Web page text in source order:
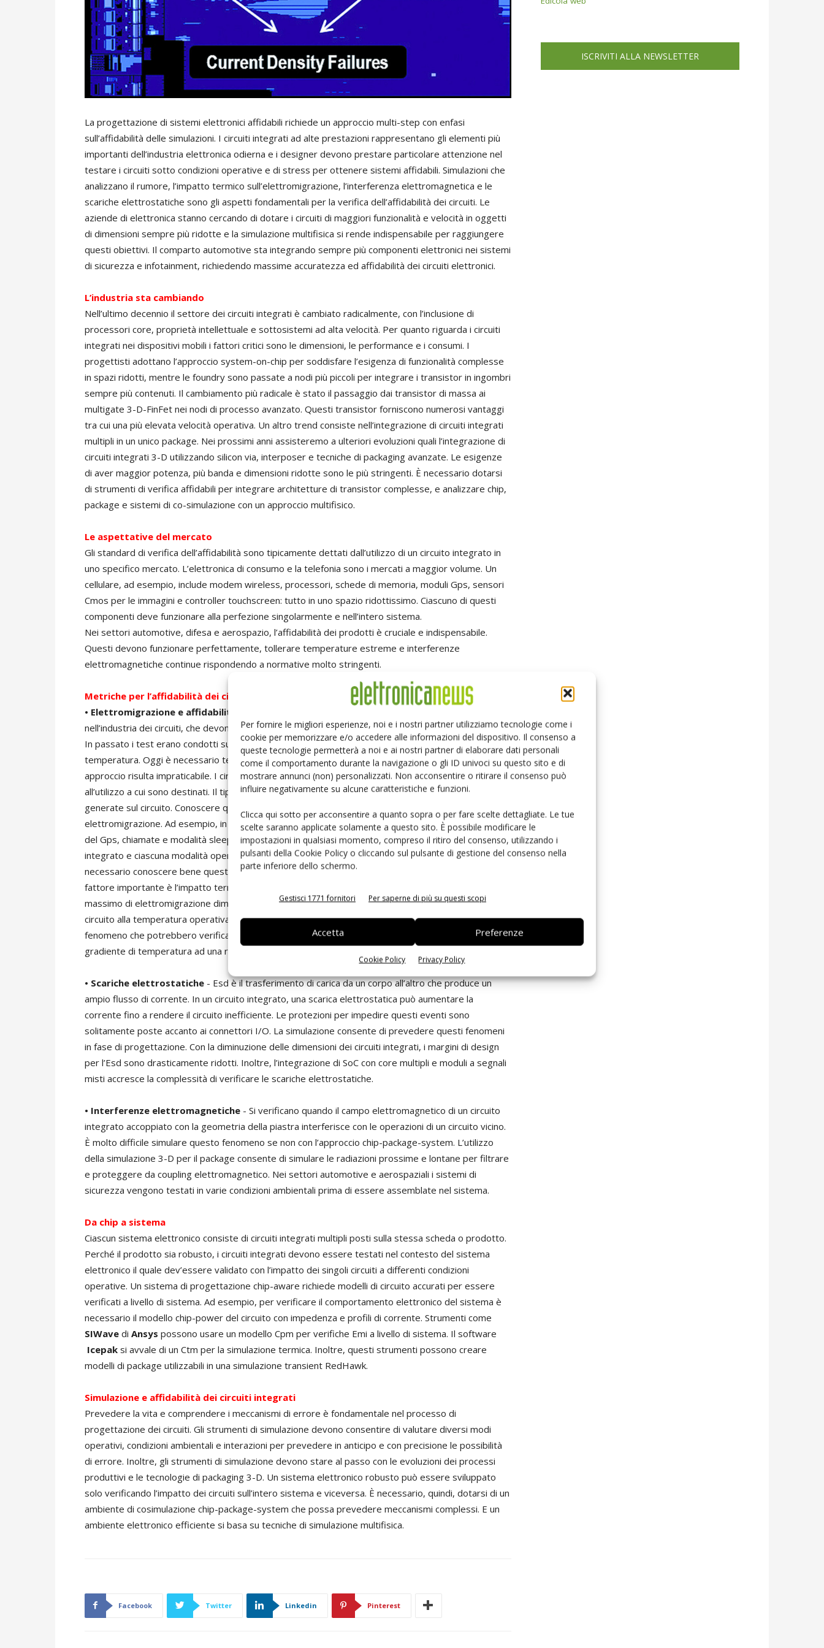
Per fornire le migliori esperienze, noi e i nostri partner utilizziamo tecnologie come i
cookie per memorizzare e/o accedere alle informazioni del dispositivo. Il consenso a
queste tecnologie permetterà a noi e ai nostri partner di elaborare dati personali
come il comportamento durante la navigazione o gli ID univoci su questo sito e di
mostrare annunci (non) personalizzati. Non acconsentire o ritirare il consenso può
influire negativamente su alcune caratteristiche e funzioni.
Clicca qui sotto per acconsentire a quanto sopra o per fare scelte dettagliate. Le tue
scelte saranno applicate solamente a questo sito. È possibile modificare le
impostazioni in qualsiasi momento, compreso il ritiro del consenso, utilizzando i
pulsanti della Cookie Policy o cliccando sul pulsante di gestione del consenso nella
parte inferiore dello schermo.
Gestisci 1771 fornitori Per saperne di più su questi scopi
Accetta Preferenze
Cookie Policy Privacy Policy
La progettazione di sistemi elettronici affidabili richiede un approccio multi-step con enfasi
sull’affidabilità delle simulazioni. I circuiti integrati ad alte prestazioni rappresentano gli elementi più
importanti dell’industria elettronica odierna e i designer devono prestare particolare attenzione nel
testare i circuiti sotto condizioni operative e di stress per ottenere sistemi affidabili. Simulazioni che
analizzano il rumore, l’impatto termico sull’elettromigrazione, l’interferenza elettromagnetica e le
scariche elettrostatiche sono gli aspetti fondamentali per la verifica dell’affidabilità dei circuiti. Le
aziende di elettronica stanno cercando di dotare i circuiti di maggiori funzionalità e velocità in oggetti
di dimensioni sempre più ridotte e la simulazione multifisica si rende indispensabile per raggiungere
questi obiettivi. Il comparto automotive sta integrando sempre più componenti elettronici nei sistemi
di sicurezza e infotainment, richiedendo massime accuratezza ed affidabilità dei circuiti elettronici.
L’industria sta cambiando
Nell’ultimo decennio il settore dei circuiti integrati è cambiato radicalmente, con l’inclusione di
processori core, proprietà intellettuale e sottosistemi ad alta velocità. Per quanto riguarda i circuiti
integrati nei dispositivi mobili i fattori critici sono le dimensioni, le performance e i consumi. I
progettisti adottano l’approccio system-on-chip per soddisfare l’esigenza di funzionalità complesse
in spazi ridotti, mentre le foundry sono passate a nodi più piccoli per integrare i transistor in ingombri
sempre più contenuti. Il cambiamento più radicale è stato il passaggio dai transistor di massa ai
multigate 3-D-FinFet nei nodi di processo avanzato. Questi transistor forniscono numerosi vantaggi
tra cui una più elevata velocità operativa. Un altro trend consiste nell’integrazione di circuiti integrati
multipli in un unico package. Nei prossimi anni assisteremo a ulteriori evoluzioni quali l’integrazione di
circuiti integrati 3-D utilizzando silicon via, interposer e tecniche di packaging avanzate. Le esigenze
di aver maggior potenza, più banda e dimensioni ridotte sono le più stringenti. È necessario dotarsi
di strumenti di verifica affidabili per integrare architetture di transistor complesse, e analizzare chip,
package e sistemi di co-simulazione con un approccio multifisico.
Le aspettative del mercato
Gli standard di verifica dell’affidabilità sono tipicamente dettati dall’utilizzo di un circuito integrato in
uno specifico mercato. L’elettronica di consumo e la telefonia sono i mercati a maggior volume. Un
cellulare, ad esempio, include modem wireless, processori, schede di memoria, moduli Gps, sensori
Cmos per le immagini e controller touchscreen: tutto in uno spazio ridottissimo. Ciascuno di questi
componenti deve funzionare alla perfezione singolarmente e nell’intero sistema.
Nei settori automotive, difesa e aerospazio, l’affidabilità dei prodotti è cruciale e indispensabile.
Questi devono funzionare perfettamente, tollerare temperature estreme e interferenze
elettromagnetiche continue rispondendo a normative molto stringenti.
Metriche per l’affidabilità dei circuiti integrati
• Elettromigrazione e affidabilità termica
nell’industria dei circuiti, che devono essere costruiti e testati perché non presentino questo difetto.
In passato i test erano condotti sulla base del worst-case scenario, nelle peggiori condizioni di
temperatura. Oggi è necessario testare i prodotti nel più breve tempo possibile per cui questo
approccio risulta impraticabile. I circuiti più intelligenti sono basati su firmware o software in base
all’utilizzo a cui sono destinati. Il tipo di software utilizzato determina le attività che dovranno essere
generate sul circuito. Conoscere queste attività è importante per analizzare il rischio di
elettromigrazione. Ad esempio, in uno smartphone un processore deve supportare video, audio, uso
del Gps, chiamate e modalità sleep. Ogni applicazione genera un’attività differente sul circuito
integrato e ciascuna modalità operativa consuma una certa percentuale di vita del dispositivo. È
necessario conoscere bene questi dati per progettare in maniera ottimale i circuiti integrati. Un altro
fattore importante è l’impatto termico: all’aumentare della temperatura nel circuito integrato il limite
massimo di elettromigrazione diminuisce esponenzialmente. Verificare l’elettromigrazione per un
circuito alla temperatura operativa può aiutare a ridurre drasticamente il numero di violazioni del
fenomeno che potrebbero verificarsi. Per fare previsioni accurate bisogna anche conoscere il
gradiente di temperatura ad una risoluzione in micron.
• Scariche elettrostatiche - Esd è il trasferimento di carica da un corpo all’altro che produce un
ampio flusso di corrente. In un circuito integrato, una scarica elettrostatica può aumentare la
corrente fino a rendere il circuito inefficiente. Le protezioni per impedire questi eventi sono
solitamente poste accanto ai connettori I/O. La simulazione consente di prevedere questi fenomeni
in fase di progettazione. Con la diminuzione delle dimensioni dei circuiti integrati, i margini di design
per l’Esd sono drasticamente ridotti. Inoltre, l’integrazione di SoC con core multipli e moduli a segnali
misti accresce la complessità di verificare le scariche elettrostatiche.
• Interferenze elettromagnetiche - Si verificano quando il campo elettromagnetico di un circuito
integrato accoppiato con la geometria della piastra interferisce con le operazioni di un circuito vicino.
È molto difficile simulare questo fenomeno se non con l’approccio chip-package-system. L’utilizzo
della simulazione 3-D per il package consente di simulare le radiazioni prossime e lontane per filtrare
e proteggere da coupling elettromagnetico. Nei settori automotive e aerospaziali i sistemi di
sicurezza vengono testati in varie condizioni ambientali prima di essere assemblate nel sistema.
Da chip a sistema
Ciascun sistema elettronico consiste di circuiti integrati multipli posti sulla stessa scheda o prodotto.
Perché il prodotto sia robusto, i circuiti integrati devono essere testati nel contesto del sistema
elettronico il quale dev’essere validato con l’impatto dei singoli circuiti a differenti condizioni
operative. Un sistema di progettazione chip-aware richiede modelli di circuito accurati per essere
verificati a livello di sistema. Ad esempio, per verificare il comportamento elettronico del sistema è
necessario il modello chip-power del circuito con impedenza e profili di corrente. Strumenti come
SIWave di Ansys possono usare un modello Cpm per verifiche Emi a livello di sistema. Il software
Icepak si avvale di un Ctm per la simulazione termica. Inoltre, questi strumenti possono creare
modelli di package utilizzabili in una simulazione transient RedHawk.
Simulazione e affidabilità dei circuiti integrati
Prevedere la vita e comprendere i meccanismi di errore è fondamentale nel processo di
progettazione dei circuiti. Gli strumenti di simulazione devono consentire di valutare diversi modi
operativi, condizioni ambientali e interazioni per prevedere in anticipo e con precisione le possibilità
di errore. Inoltre, gli strumenti di simulazione devono stare al passo con le evoluzioni dei processi
produttivi e le tecnologie di packaging 3-D. Un sistema elettronico robusto può essere sviluppato
solo verificando l’impatto dei circuiti sull’intero sistema e viceversa. È necessario, quindi, dotarsi di un
ambiente di cosimulazione chip-package-system che possa prevedere meccanismi complessi. E un
ambiente elettronico efficiente si basa su tecniche di simulazione multifisica.
Facebook Twitter Linkedin Pinterest
ISCRIVITI ALLA NEWSLETTER